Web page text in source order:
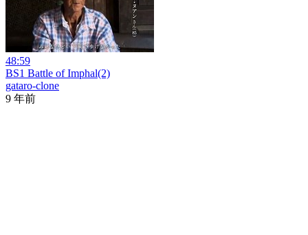
48:59
BS1 Battle of Imphal(2)
gataro-clone
9 年前